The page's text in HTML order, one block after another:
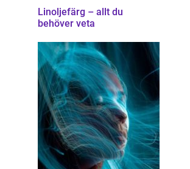
Linoljefärg – allt du
behöver veta